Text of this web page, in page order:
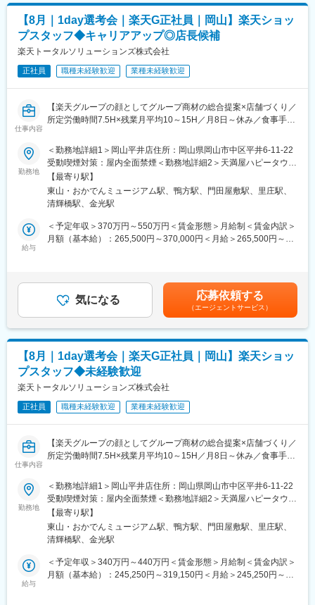
変更の範囲：会社の定める業務
・在庫管理、売り場づくり、POP作成
・KPI管理・数値振り返り
・店舗会議・研修への参加
・キャンペーン企画など、集客に向けた取り組み
■教育体制：
入社後1ヶ月は店舗での実践研修を実施。サービス知識・業務の流
れなど基礎から学べ、楽天グループ共通のeラーニングでビジネス
スキルの習得も可能。未経験でも安心してスタートできる環境で
す。
■このポジションの魅力：
◇未経験でも成長しやすいシンプルなオペレーション
料金体系が他キャリアよりシンプル覚えやすく、提案力を磨きや
すい環境です。そのため、未経験からでも短期間で成長しやす
く、早期に独り立ちが可能です。
後発キャリアだからこそ柔軟で風通しがよく、改善提案や企画が
店舗運営に活かされやすい文化があります。
スタッフから店長を経てRSV（スーパーバイザー）へステップア
ップが可能です。RSV経験後はマネジメントや本部への異動の道
もあり、長期的にキャリア形成ができます。まずは入社後1年で店
長昇格を目指していただきます。
■組織構成：
1店舗あたり店長1名、スタッフ5～15名で運営。チームワークを
重視し、相談しやすく協力し合える職場環境です。
■当社について：
レーション管理、システム・インフラ整備までを一括して提供し
ています。
変更の範囲：会社の定める業務
【8月｜1day選考会｜楽天G正社員｜岡山】楽天ショッ
プスタッフ◆キャリアアップ◎店長候補
楽天トータルソリューションズ株式会社
正社員 職種未経験歓迎 業種未経験歓迎
仕事内容
【楽天グループの顔としてグループ商材の総合提案×店舗づくり／
所定労働時間7.5H×残業月平均10～15H／月8日～休み／食事手当
楽天モバイルショップに来店されるお客様へ、スマートフォン・
料金プラン・楽天カード・楽天市場・楽天ポイントなど、楽天経
済圏の幅広いサービスを総合的にご提案します。単なる携帯販売
ではなく、楽天グループ唯一の対面チャネルとして、お客様の生
活をより豊かにするトータルサポートを行うポジションです。
【今回の選考会の特徴】
・最短1日で内々定も可能！
【選考会の概要】
・形式： Web開催（事前に企業セミナー動画をご視聴いただきま
【開催日時】
8/9(日)11:00～14:30
8/13(木)17:00～20:30
8/18(火)17:00～20:30
8/20(木)17:00～20:30
8/25(火)17:00～20:30
8/27(木)17:00～20:30
※ご応募時、参加可能日時を複数お知らせください。
■具体的には：
・新規契約・機種変更の受付および提案
・料金プラン、楽天ポイント活用、楽天カード、各種サービスの
案内
・スマホの初期設定・データ移行サポート
・問い合わせ対応
・店舗での電話応対
・在庫管理、売り場づくり、POP作成
勤務地
＜勤務地詳細1＞岡山平井店住所：岡山県岡山市中区平井6-11-22
受動喫煙対策：屋内全面禁煙＜勤務地詳細2＞天満屋ハピータウン
鴨方店住所：岡山県浅口市鴨方町六条院中2128-1 受動喫煙対策：
屋内全面禁煙変更の範囲：会社の定める事業所
【最寄り駅】
東山・おかでんミュージアム駅、鴨方駅、門田屋敷駅、里庄駅、
清輝橋駅、金光駅
給与
＜予定年収＞370万円～550万円＜賃金形態＞月給制＜賃金内訳＞
月額（基本給）：265,500円～370,000円＜月給＞265,500円～
ます。月給(月額)は固定手当を含めた表記です。
気になる 応募依頼する
（エージェントサービス）
【8月｜1day選考会｜楽天G正社員｜岡山】楽天ショッ
プスタッフ◆未経験歓迎
楽天トータルソリューションズ株式会社
正社員 職種未経験歓迎 業種未経験歓迎
仕事内容
【楽天グループの顔としてグループ商材の総合提案×店舗づくり／
所定労働時間7.5H×残業月平均10～15H／月8日～休み／食事手当
楽天モバイルショップに来店されるお客様へ、スマートフォン・
料金プラン・楽天カード・楽天市場・楽天ポイントなど、楽天経
済圏の幅広いサービスを総合的にご提案します。単なる携帯販売
ではなく、楽天グループ唯一の対面チャネルとして、お客様の生
活をより豊かにするトータルサポートを行うポジションです。
【今回の選考会の特徴】
・最短1日で内々定も可能！
勤務地
＜勤務地詳細1＞岡山平井店住所：岡山県岡山市中区平井6-11-22
受動喫煙対策：屋内全面禁煙＜勤務地詳細2＞天満屋ハピータウン
鴨方店住所：岡山県浅口市鴨方町六条院中2128-1 受動喫煙対策：
屋内全面禁煙変更の範囲：会社の定める事業所
【最寄り駅】
東山・おかでんミュージアム駅、鴨方駅、門田屋敷駅、里庄駅、
清輝橋駅、金光駅
給与
＜予定年収＞340万円～440万円＜賃金形態＞月給制＜賃金内訳＞
月額（基本給）：245,250円～319,150円＜月給＞245,250円～